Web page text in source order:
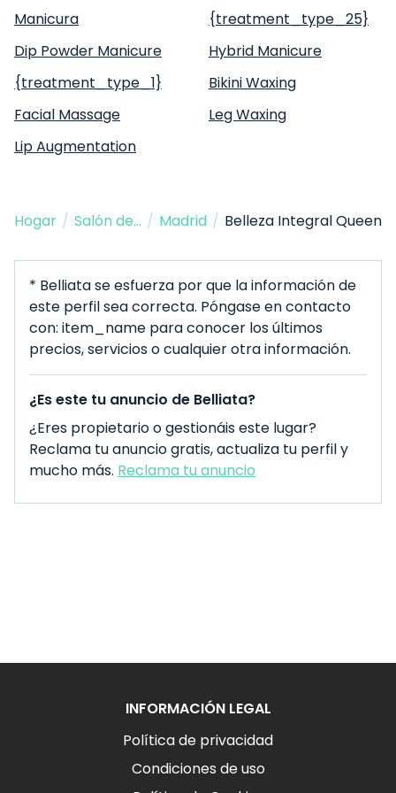
Manicura
{treatment_type_25}
Dip Powder Manicure
Hybrid Manicure
{treatment_type_1}
Bikini Waxing
Facial Massage
Leg Waxing
Lip Augmentation
Hogar / Salón de Belleza / Madrid / Belleza Integral Queen
* Belliata se esfuerza por que la información de
este perfil sea correcta. Póngase en contacto
con: item_name para conocer los últimos
precios, servicios o cualquier otra información.
¿Es este tu anuncio de Belliata?
¿Eres propietario o gestionáis este lugar?
Reclama tu anuncio gratis, actualiza tu perfil y
mucho más. Reclama tu anuncio
INFORMACIÓN LEGAL
Política de privacidad
Condiciones de uso